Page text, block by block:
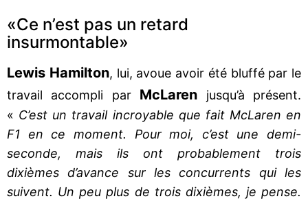
«Ce n’est pas un retard
insurmontable»
Lewis Hamilton, lui, avoue avoir été bluffé par le
travail accompli par McLaren jusqu’à présent.
« C’est un travail incroyable que fait McLaren en
F1 en ce moment. Pour moi, c’est une demi-
seconde, mais ils ont probablement trois
dixièmes d’avance sur les concurrents qui les
suivent. Un peu plus de trois dixièmes, je pense.